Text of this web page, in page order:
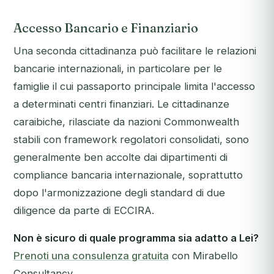
Accesso Bancario e Finanziario
Una seconda cittadinanza può facilitare le relazioni
bancarie internazionali, in particolare per le
famiglie il cui passaporto principale limita l'accesso
a determinati centri finanziari. Le cittadinanze
caraibiche, rilasciate da nazioni Commonwealth
stabili con framework regolatori consolidati, sono
generalmente ben accolte dai dipartimenti di
compliance bancaria internazionale, soprattutto
dopo l'armonizzazione degli standard di due
diligence da parte di ECCIRA.
Non è sicuro di quale programma sia adatto a Lei?
Prenoti una consulenza gratuita con Mirabello